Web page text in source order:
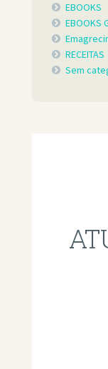
EBOOKS
EBOOKS
RECEITAS
Sem